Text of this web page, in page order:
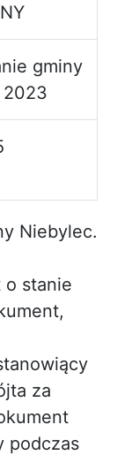
gminy
2023
Niebylec.
o stanie
za
podczas